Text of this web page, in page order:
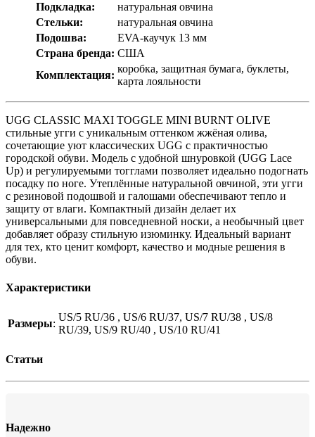
Подкладка:
натуральная овчина
Стельки:
натуральная овчина
Подошва:
EVA-каучук 13 мм
Страна бренда: США
Комплектация:
коробка, защитная бумага, буклеты,
карта лояльности
UGG CLASSIC MAXI TOGGLE MINI BURNT OLIVE
стильные угги с уникальным оттенком жжёная олива,
сочетающие уют классических UGG с практичностью
городской обуви. Модель с удобной шнуровкой (UGG Lace
Up) и регулируемыми тогглами позволяет идеально подогнать
посадку по ноге. Утеплённые натуральной овчиной, эти угги
с резиновой подошвой и галошами обеспечивают тепло и
защиту от влаги. Компактный дизайн делает их
универсальными для повседневной носки, а необычный цвет
добавляет образу стильную изюминку. Идеальный вариант
для тех, кто ценит комфорт, качество и модные решения в
обуви.
Характеристики
Размеры:
US/5 RU/36 , US/6 RU/37, US/7 RU/38 , US/8
RU/39, US/9 RU/40 , US/10 RU/41
Статьи
Надежно